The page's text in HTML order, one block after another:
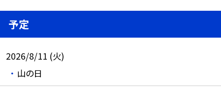
予定
2026/8/11 (火)
山の日